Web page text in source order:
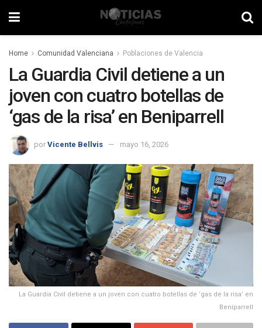
Home Comunidad Valenciana Poblaciones de Valencia
La Guardia Civil detiene a un
joven con cuatro botellas de
‘gas de la risa’ en Beniparrell
por Vicente Bellvis mayo 16, 2026
La Guardia Civil detiene a un joven con cuatro botellas de ‘gas de la risa’ en
Beniparrell